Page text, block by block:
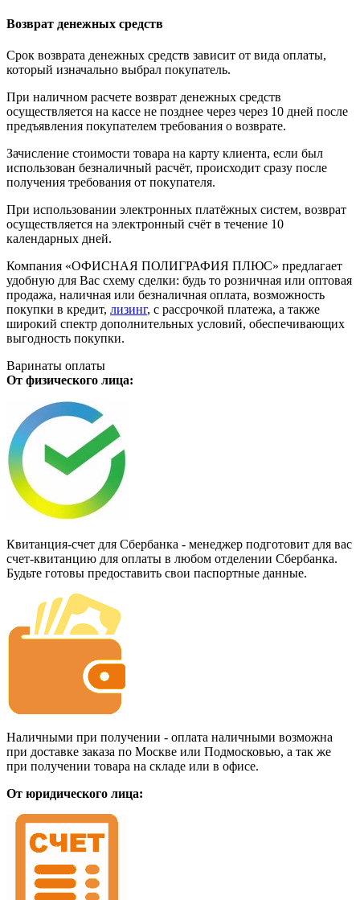
Возврат денежных средств
Срок возврата денежных средств зависит от вида оплаты,
который изначально выбрал покупатель.
При наличном расчете возврат денежных средств
осуществляется на кассе не позднее через через 10 дней после
предъявления покупателем требования о возврате.
Зачисление стоимости товара на карту клиента, если был
использован безналичный расчёт, происходит сразу после
получения требования от покупателя.
При использовании электронных платёжных систем, возврат
осуществляется на электронный счёт в течение 10
календарных дней.
Компания «ОФИСНАЯ ПОЛИГРАФИЯ ПЛЮС» предлагает
удобную для Вас схему сделки: будь то розничная или оптовая
продажа, наличная или безналичная оплата, возможность
покупки в кредит, лизинг, с рассрочкой платежа, а также
широкий спектр дополнительных условий, обеспечивающих
выгодность покупки.
Варинаты оплаты
От физического лица:
Квитанция-счет для Сбербанка - менеджер подготовит для вас
счет-квитанцию для оплаты в любом отделении Сбербанка.
Будьте готовы предоставить свои паспортные данные.
Наличными при получении - оплата наличными возможна
при доставке заказа по Москве или Подмосковью, а так же
при получении товара на складе или в офисе.
От юридического лица: